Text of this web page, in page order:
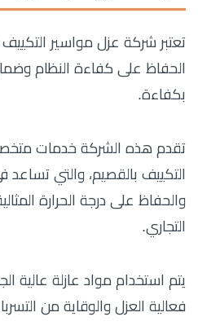
تعتبر شركة عزل مواسير
الحفاظ على كفاءة النظام وضمان
بكفاءة.
تقدم هذه الشركة خدمات
التكييف بالقصيم، والتي تساعد
والحفاظ على درجة الحرارة
التجاري.
يتم استخدام مواد عازلة عالية
فعالية العزل والوقاية من